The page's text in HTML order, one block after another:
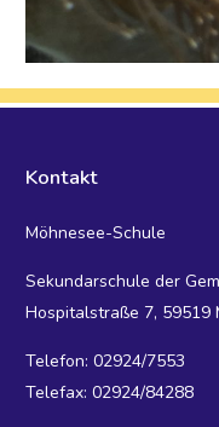
Kontakt
Möhnesee-Schule
Sekundarschule der
Hospitalstraße 7, 59519
Telefon: 02924/7553
Telefax: 02924/84288